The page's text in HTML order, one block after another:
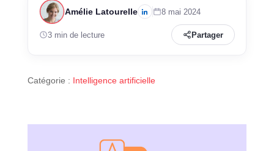
Amélie Latourelle 8 mai 2024
3 min de lecture Partager
Catégorie : Intelligence artificielle